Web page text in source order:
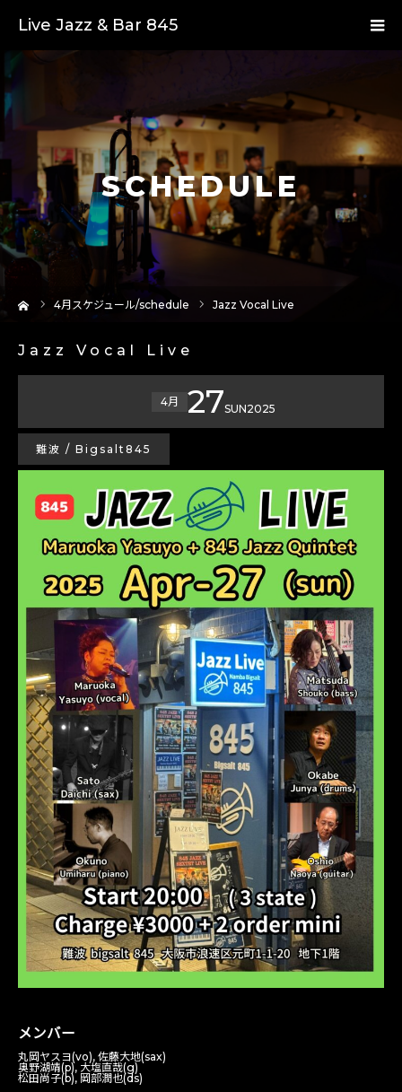
Live Jazz & Bar 845
SCHEDULE
4月スケジュール/schedule Jazz Vocal Live
Jazz Vocal Live
4月 27SUN2025
難波 / Bigsalt845
メンバー
丸岡ヤスヨ(vo), 佐藤大地(sax)
奥野湖靖(p), 大塩直哉(g)
松田尚子(b), 岡部潤也(ds)